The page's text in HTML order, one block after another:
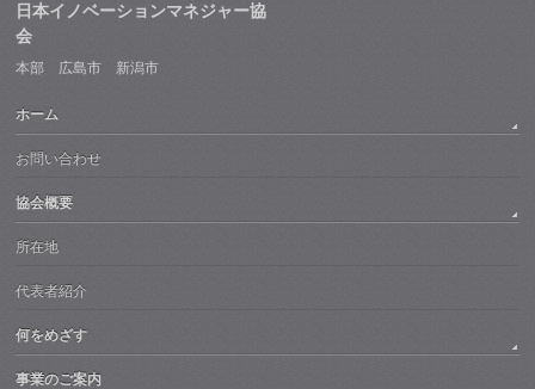
日本イノベーションマネジャー協
会
本部 広島市 新潟市
ホーム
お問い合わせ
協会概要
所在地
代表者紹介
何をめざす
事業のご案内